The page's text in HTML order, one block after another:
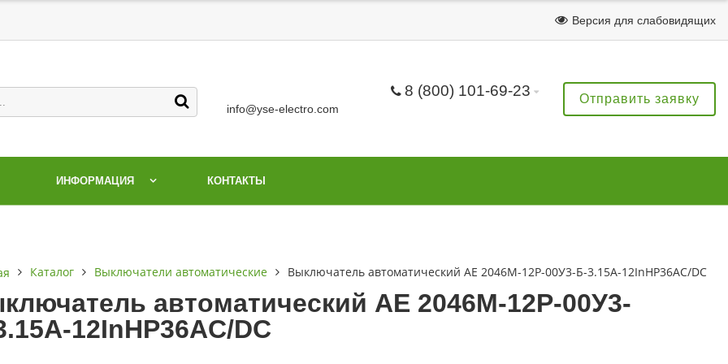
Версия для слабовидящих
8 (800) 101-69-23
info@yse-electro.com
Отправить заявку
ИНФОРМАЦИЯ КОНТАКТЫ
Каталог Выключатели автоматические Выключатель автоматический АЕ 2046М-12Р-00У3-Б-3.15А-12InНР36AC/DC
автоматический АЕ 2046М-12Р-00У3-
12InНР36AC/DC